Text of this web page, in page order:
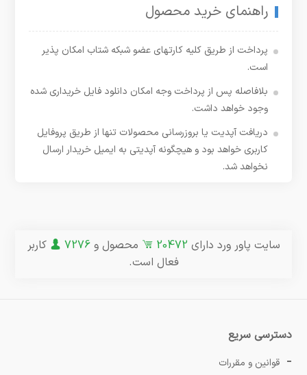
راهنمای خرید محصول
پرداخت از طریق کلیه کارتهای عضو شبکه شتاب امکان پذیر
است.
بلافاصله پس از پرداخت وجه امکان دانلود فایل خریداری شده
وجود خواهد داشت.
دریافت آپدیت یا بروزرسانی محصولات تنها از طریق پروفایل
کاربری خواهد بود و هیچگونه آپدیتی به ایمیل خریدار ارسال
نخواهد شد.
سایت پاور ورد دارای 20472 محصول و7276
کاربر
فعال است.
دسترسی سریع
قوانین و مقررات